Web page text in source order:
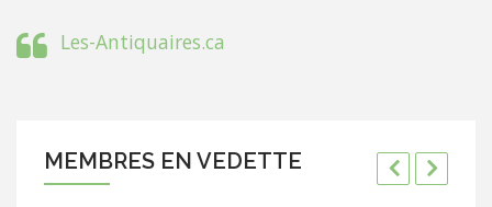
Les-Antiquaires.ca
MEMBRES EN VEDETTE